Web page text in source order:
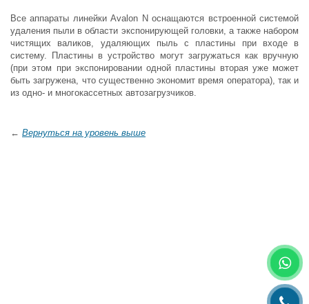
Все аппараты линейки Avalon N оснащаются встроенной системой
удаления пыли в области экспонирующей головки, а также набором
чистящих валиков, удаляющих пыль с пластины при входе в
систему. Пластины в устройство могут загружаться как вручную
(при этом при экспонировании одной пластины вторая уже может
быть загружена, что существенно экономит время оператора), так и
из одно- и многокассетных автозагрузчиков.
← Вернуться на уровень выше